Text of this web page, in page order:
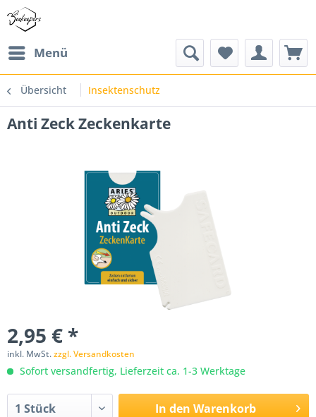
Menü
Übersicht Insektenschutz
Anti Zeck Zeckenkarte
2,95 € *
inkl. MwSt.zzgl. Versandkosten
Sofort versandfertig, Lieferzeit ca. 1-3 Werktage
In den Warenkorb